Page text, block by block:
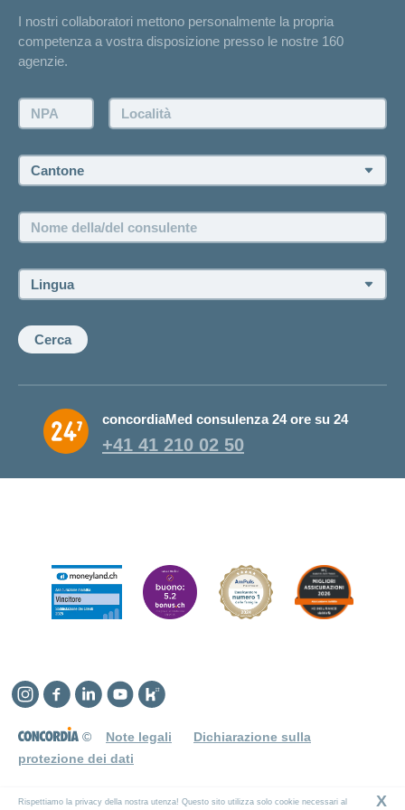
Rispettiamo la privacy della nostra utenza! Questo sito utilizza solo cookie necessari al
X
Annuncio d'infortunio
Contatto
Farsi contattare telefonicamente dall'agenzia
Fissare un appuntamento
Offerte di lavoro e carriera
I nostri collaboratori mettono personalmente la propria
competenza a vostra disposizione presso le nostre 160
agenzie.
NPA: Località:
Cantone:
Nome
della/del
Lingua:
Cerca
concordiaMed consulenza 24 ore su 24
+41 41 210 02 50
© Note legali
Dichiarazione sulla
protezione dei dati
Instagram
Facebook
LinkedinYouTube
Kununu